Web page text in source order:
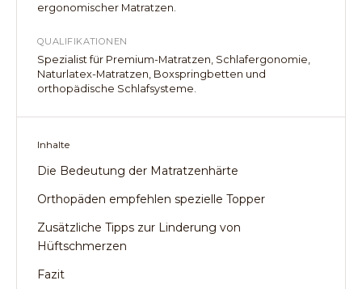
ergonomischer Matratzen.
QUALIFIKATIONEN
Spezialist für Premium-Matratzen, Schlafergonomie,
Naturlatex-Matratzen, Boxspringbetten und
orthopädische Schlafsysteme.
Inhalte
Die Bedeutung der Matratzenhärte
Orthopäden empfehlen spezielle Topper
Zusätzliche Tipps zur Linderung von
Hüftschmerzen
Fazit